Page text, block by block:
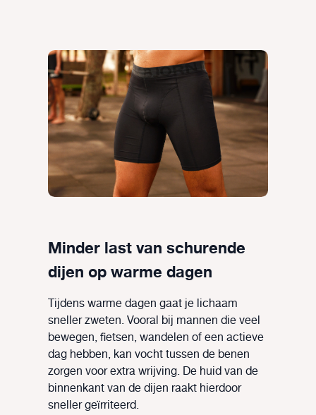
Minder last van schurende
dijen op warme dagen
Tijdens warme dagen gaat je lichaam
sneller zweten. Vooral bij mannen die veel
bewegen, fietsen, wandelen of een actieve
dag hebben, kan vocht tussen de benen
zorgen voor extra wrijving. De huid van de
binnenkant van de dijen raakt hierdoor
sneller geïrriteerd.